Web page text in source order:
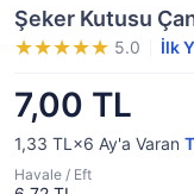
Şeker Kutusu
5.0 İlk
7,00 TL
1,33 TL×6 Ay'a Varan
Havale / Eft